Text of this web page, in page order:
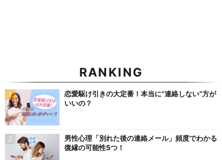
RANKING
恋愛駆け引きの大定番！本当に”連絡しない”方が
いいの？
男性心理「別れた後の連絡メール」頻度でわかる
復縁の可能性5つ！